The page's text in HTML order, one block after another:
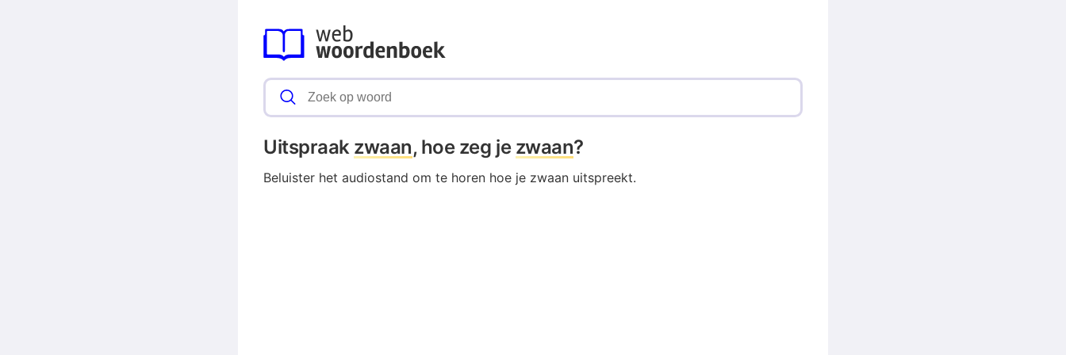
Uitspraak zwaan, hoe zeg je zwaan?
Beluister het audiostand om te horen hoe je zwaan uitspreekt.